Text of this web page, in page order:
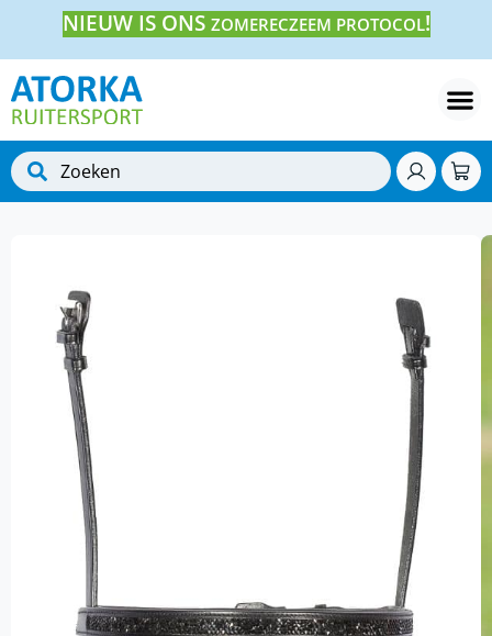
NIEUW IS ONS ZOMERECZEEM PROTOCOL!